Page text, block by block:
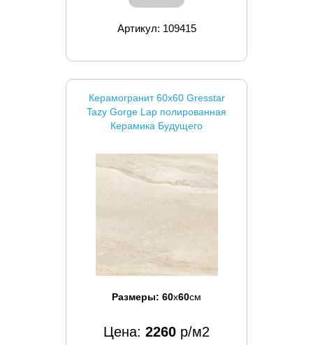
Артикул: 109415
Керамогранит 60x60 Gresstar
Tazy Gorge Lap полированная
Керамика Будущего
Размеры: 60x60см
Цена: 2260 р/м2